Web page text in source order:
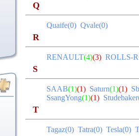
Q
Quaife(0)Qvale(0)
R
RENAULT(4)(3) ROLLS-
S
SAAB(1)(1) Saturn(1)(1)
SsangYong(1)(1)
T
Tagaz(0)Tatra(0)Tesla(0)